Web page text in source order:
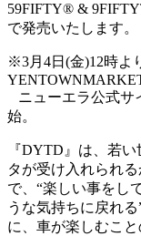
59FIFTY® &
で発売いたします。
※3月4日(金)12時よ
ニューエラ公式サ
始。
『DYTD』は、若
タが受け入れられ
で、“楽しい事をし
うな気持ちに戻れ
に、車が楽しむこ